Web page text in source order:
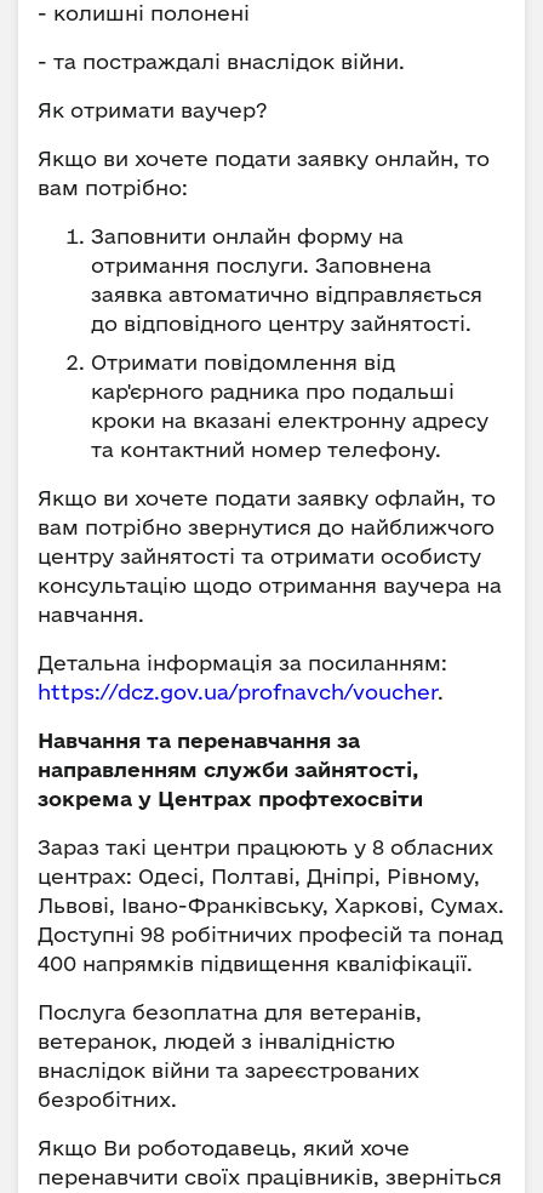
- колишні полонені
- та постраждалі внаслідок війни.
Як отримати ваучер?
Якщо ви хочете подати заявку онлайн, то
вам потрібно:
Заповнити онлайн форму на
отримання послуги. Заповнена
заявка автоматично відправляється
до відповідного центру зайнятості.
Отримати повідомлення від
кар'єрного радника про подальші
кроки на вказані електронну адресу
та контактний номер телефону.
Якщо ви хочете подати заявку офлайн, то
вам потрібно звернутися до найближчого
центру зайнятості та отримати особисту
консультацію щодо отримання ваучера на
навчання.
Детальна інформація за посиланням:
https://dcz.gov.ua/profnavch/voucher.
Навчання та перенавчання за
направленням служби зайнятості,
зокрема у Центрах профтехосвіти
Зараз такі центри працюють у 8 обласних
центрах: Одесі, Полтаві, Дніпрі, Рівному,
Львові, Івано-Франківську, Харкові, Сумах.
Доступні 98 робітничих професій та понад
400 напрямків підвищення кваліфікації.
Послуга безоплатна для ветеранів,
ветеранок, людей з інвалідністю
внаслідок війни та зареєстрованих
безробітних.
Якщо Ви роботодавець, який хоче
перенавчити своїх працівників, зверніться